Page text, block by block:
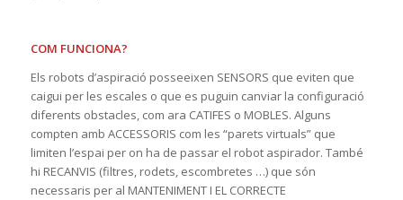
COM FUNCIONA?
Els robots d’aspiració posseeixen SENSORS que eviten que
caigui per les escales o que es puguin canviar la configuració
diferents obstacles, com ara CATIFES o MOBLES. Alguns
compten amb ACCESSORIS com les “parets virtuals” que
limiten l’espai per on ha de passar el robot aspirador. També
hi RECANVIS (filtres, rodets, escombretes …) que són
necessaris per al MANTENIMENT I EL CORRECTE